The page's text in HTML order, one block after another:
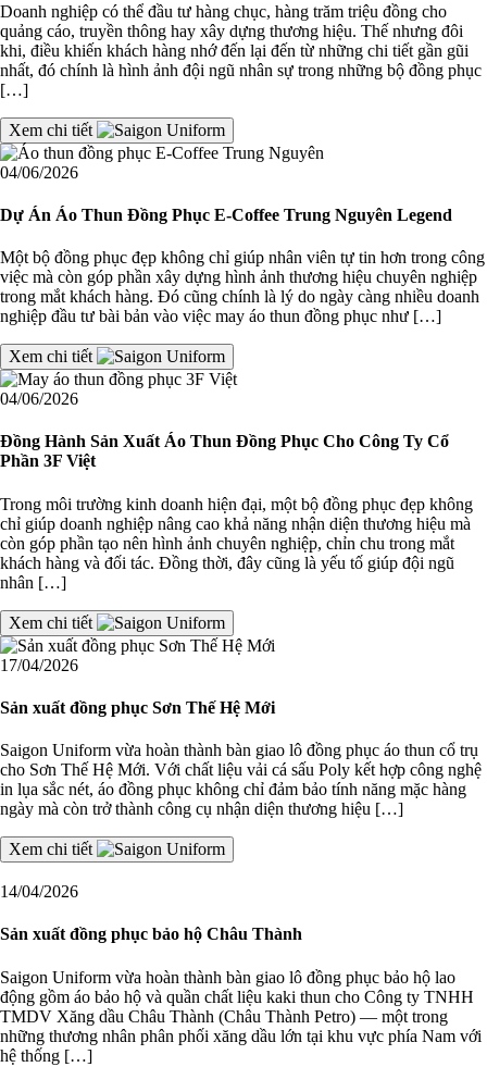
Doanh nghiệp có thể đầu tư hàng chục, hàng trăm triệu đồng cho
quảng cáo, truyền thông hay xây dựng thương hiệu. Thế nhưng đôi
khi, điều khiến khách hàng nhớ đến lại đến từ những chi tiết gần gũi
nhất, đó chính là hình ảnh đội ngũ nhân sự trong những bộ đồng phục
[…]
Xem chi tiết
04/06/2026
Dự Án Áo Thun Đồng Phục E-Coffee Trung Nguyên Legend
Một bộ đồng phục đẹp không chỉ giúp nhân viên tự tin hơn trong công
việc mà còn góp phần xây dựng hình ảnh thương hiệu chuyên nghiệp
trong mắt khách hàng. Đó cũng chính là lý do ngày càng nhiều doanh
nghiệp đầu tư bài bản vào việc may áo thun đồng phục như […]
Xem chi tiết
04/06/2026
Đồng Hành Sản Xuất Áo Thun Đồng Phục Cho Công Ty Cổ
Phần 3F Việt
Trong môi trường kinh doanh hiện đại, một bộ đồng phục đẹp không
chỉ giúp doanh nghiệp nâng cao khả năng nhận diện thương hiệu mà
còn góp phần tạo nên hình ảnh chuyên nghiệp, chỉn chu trong mắt
khách hàng và đối tác. Đồng thời, đây cũng là yếu tố giúp đội ngũ
nhân […]
Xem chi tiết
17/04/2026
Sản xuất đồng phục Sơn Thế Hệ Mới
Saigon Uniform vừa hoàn thành bàn giao lô đồng phục áo thun cổ trụ
cho Sơn Thế Hệ Mới. Với chất liệu vải cá sấu Poly kết hợp công nghệ
in lụa sắc nét, áo đồng phục không chỉ đảm bảo tính năng mặc hàng
ngày mà còn trở thành công cụ nhận diện thương hiệu […]
Xem chi tiết
14/04/2026
Sản xuất đồng phục bảo hộ Châu Thành
Saigon Uniform vừa hoàn thành bàn giao lô đồng phục bảo hộ lao
động gồm áo bảo hộ và quần chất liệu kaki thun cho Công ty TNHH
TMDV Xăng dầu Châu Thành (Châu Thành Petro) — một trong
những thương nhân phân phối xăng dầu lớn tại khu vực phía Nam với
hệ thống […]